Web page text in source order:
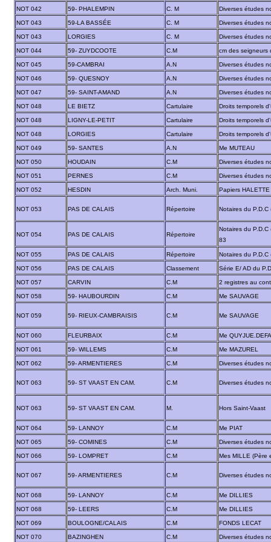
NOT 042 59- PHALEMPIN C. M Diverses études
NOT 043 59-LA BASSÉE C. M Diverses études
NOT 043 LORGIES C. M Diverses études
NOT 044 59- ZUYDCOOTE C.M cm des seigneurs
NOT 045 59-CAMBRAI A.N Diverses études
NOT 046 59- QUESNOY A.N Diverses études
NOT 047 59- SAINT-AMAND A.N Diverses études
NOT 048 LE BIETZ Cartulaire Droits temporels
NOT 048 LIGNY-LE-PETIT Cartulaire Droits temporels
NOT 048 LORGIES Cartulaire Droits temporels
NOT 049 59- SANTES A.N Me MUTEAU
NOT 050 HOUDAIN C.M Diverses études
NOT 051 PERNES C.M Diverses études
NOT 052 HESDIN Arch. Muni. Papiers HALETTE
NOT 053 PAS DE CALAIS Répertoire Notaires du P.D.C
NOT 054 PAS DE CALAIS Répertoire
Notaires du P.D.C
83
NOT 055 PAS DE CALAIS Répertoire Notaires du P.D.C
NOT 056 PAS DE CALAIS Classement Série E/ AD du
NOT 057 CARVIN C.M 2 registres au
NOT 058 59- HAUBOURDIN C.M Me SAUVAGE
NOT 059 59- RIEUX-CAMBRAISIS C.M Me SAUVAGE
NOT 060 FLEURBAIX C.M Me
NOT 061 59- WILLEMS C.M Me MAZUREL
NOT 062 59- ARMENTIERES C.M Diverses études
NOT 063 59- ST VAAST EN CAM. C.M Diverses études
NOT 063 59- ST VAAST EN CAM. M. Hors Saint-Vaast
NOT 064 59- LANNOY C.M Me PIAT
NOT 065 59- COMINES C.M Diverses études
NOT 066 59- LOMPRET C.M Mes MILLE (Père
NOT 067 59- ARMENTIERES C.M Diverses études
NOT 068 59- LANNOY C.M Me DILLIES
NOT 068 59- LEERS C.M Me DILLIES
NOT 069 BOULOGNE/CALAIS C.M FONDS LECAT
NOT 070 BAZINGHEN C.M Diverses études